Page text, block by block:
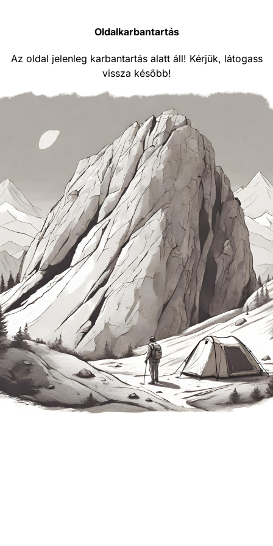
Oldalkarbantartás
Az oldal jelenleg karbantartás alatt áll! Kérjük, látogass
vissza később!